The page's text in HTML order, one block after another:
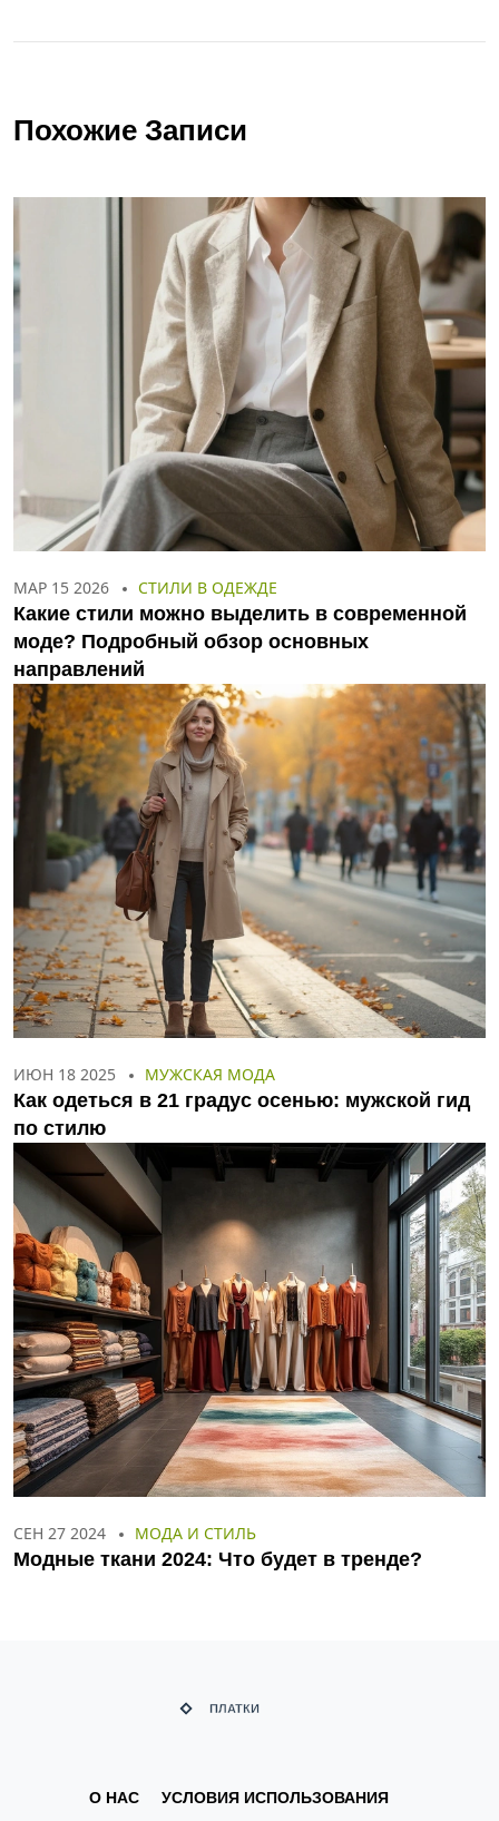
Похожие Записи
МАР 15 2026 СТИЛИ В ОДЕЖДЕ
Какие стили можно выделить в современной
моде? Подробный обзор основных
направлений
ИЮН 18 2025 МУЖСКАЯ МОДА
Как одеться в 21 градус осенью: мужской гид
по стилю
СЕН 27 2024 МОДА И СТИЛЬ
Модные ткани 2024: Что будет в тренде?
О НАС УСЛОВИЯ ИСПОЛЬЗОВАНИЯ